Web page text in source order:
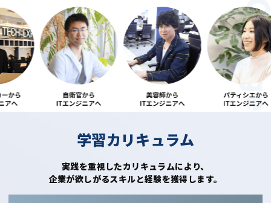
学習カリキュラム
実践を重視したカリキュラムにより、
企業が欲しがるスキルと経験を獲得します。